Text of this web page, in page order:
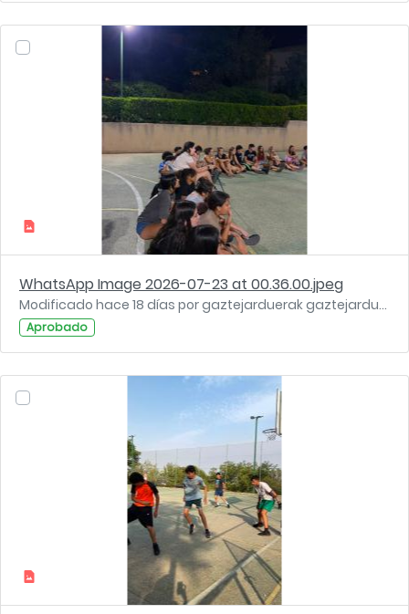
WhatsApp Image 2026-07-23 at 00.36.00.jpeg
Modificado hace 18 días por gaztejarduerak gaztejarduerak.
Aprobado